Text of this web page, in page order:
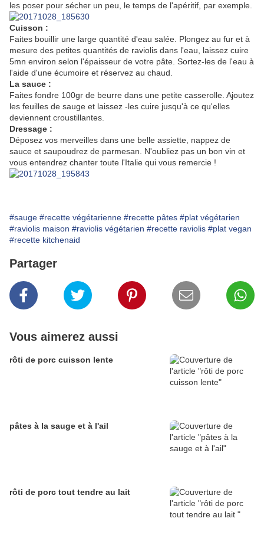
les poser pour sécher un peu, le temps de l'apéritif, par exemple.
Cuisson :
Faites bouillir une large quantité d'eau salée. Plongez au fur et à
mesure des petites quantités de raviolis dans l'eau, laissez cuire
5mn environ selon l'épaisseur de votre pâte. Sortez-les de l'eau à
l'aide d'une écumoire et réservez au chaud.
La sauce :
Faites fondre 100gr de beurre dans une petite casserolle. Ajoutez
les feuilles de sauge et laissez -les cuire jusqu'à ce qu'elles
deviennent croustillantes.
Dressage :
Déposez vos merveilles dans une belle assiette, nappez de
sauce et saupoudrez de parmesan. N'oubliez pas un bon vin et
vous entendrez chanter toute l'Italie qui vous remercie !
#sauge #recette végétarienne #recette pâtes #plat végétarien
#raviolis maison #raviolis végétarien #recette raviolis #plat vegan
#recette kitchenaid
Partager
Vous aimerez aussi
rôti de porc cuisson lente
pâtes à la sauge et à l'ail
rôti de porc tout tendre au lait